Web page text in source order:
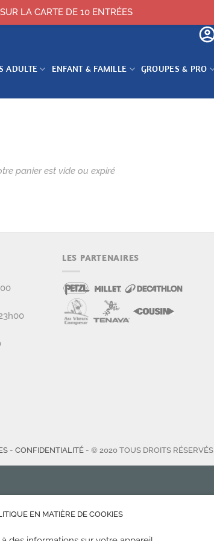
ADULTE ENFANT & FAMILLE GROUPES & PRO
LES PARTENAIRES
- CONFIDENTIALITÉ - © 2020 TOUS DROITS RÉSERVÉS
LA CARTE DE 10 ENTRÉES
EN MATIÈRE DE COOKIES